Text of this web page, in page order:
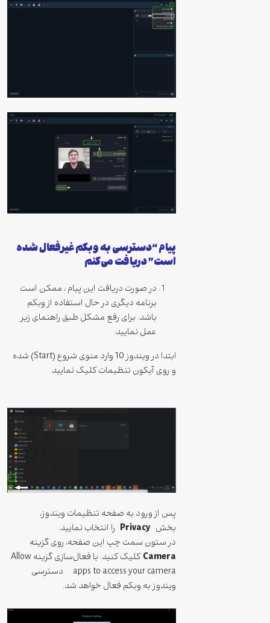
پیام “دسترسی به وبکم غیرفعال شده
است” دریافت می‌کنم
در صورت دریافت این پیام ، ممکن است
برنامه دیگری در حال استفاده از وبکم
باشد. برای رفع مشکل طبق راهنمای زیر
عمل نمایید:
ابتدا در ویندوز 10 وارد منوی شروع (Start) شده
و روی آیکون تنظیمات کلیک نمایید.
پس از ورود به صفحه تنظیمات ویندوز،
بخش Privacy
را انتخاب نمایید.
در ستون سمت چپ این صفحه، روی گزینه
Camera
کلیک کنید. با فعال‌سازی گزینه Allow
apps to access your camera دسترسی
ویندوز به وبکم فعال خواهد شد.